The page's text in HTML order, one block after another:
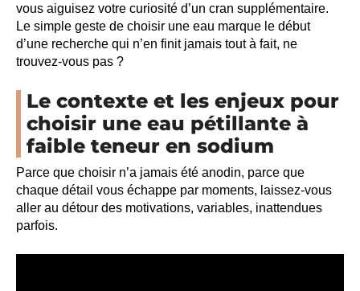
vous aiguisez votre curiosité d’un cran supplémentaire.
Le simple geste de choisir une eau marque le début
d’une recherche qui n’en finit jamais tout à fait, ne
trouvez-vous pas ?
Le contexte et les enjeux pour
choisir une eau pétillante à
faible teneur en sodium
Parce que choisir n’a jamais été anodin, parce que
chaque détail vous échappe par moments, laissez-vous
aller au détour des motivations, variables, inattendues
parfois.